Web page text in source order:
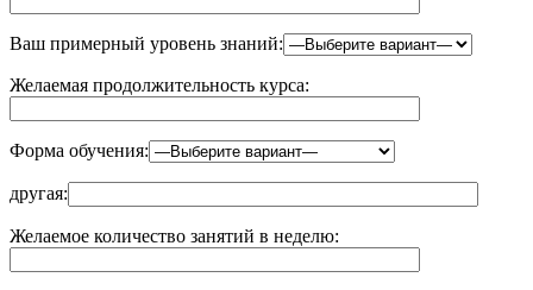
Ваш примерный уровень знаний:
Желаемая продолжительность курса:
Форма обучения:
другая:
Желаемое количество занятий в неделю: